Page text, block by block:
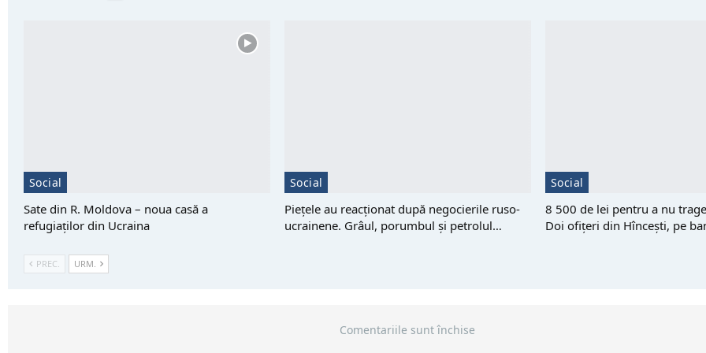
Social
Sate din R. Moldova – noua casă a
refugiaților din Ucraina
Social
Piețele au reacționat după negocierile ruso-
ucrainene. Grâul, porumbul și petrolul…
Social
8 500 de lei pentru a nu
Doi ofițeri din Hîncești, pe
PREC. URM.
Comentariile sunt închise